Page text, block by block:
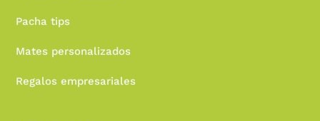
Pacha tips
Mates personalizados
Regalos empresariales